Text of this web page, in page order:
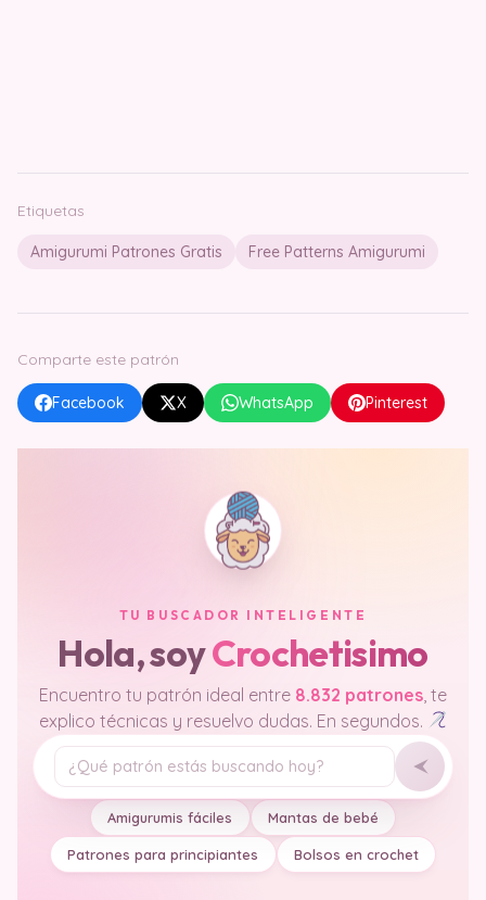
Etiquetas
Amigurumi Patrones Gratis Free Patterns Amigurumi
Comparte este patrón
Facebook X WhatsApp Pinterest
TU BUSCADOR INTELIGENTE
Hola, soyCrochetisimo
Encuentro tu patrón ideal entre 8.832 patrones , te
explico técnicas y resuelvo dudas. En segundos.
Tu pregunta
Amigurumis fáciles Mantas de bebé
Patrones para principiantes Bolsos en crochet